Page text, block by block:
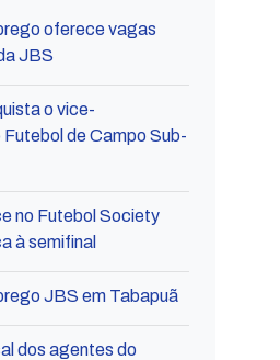
oferece vagas
JBS
o vice-
de Campo Sub-
no Futebol Society
à semifinal
JBS em Tabapuã
dos agentes do